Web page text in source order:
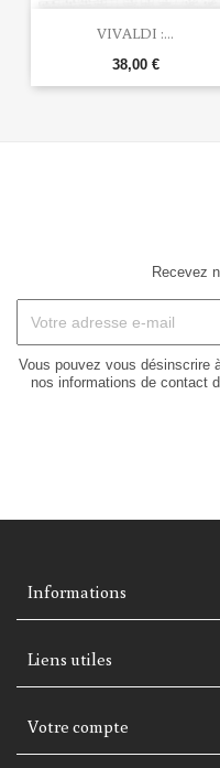
VIVALDI :...
38,00 €
Recevez
Vous pouvez vous désinscrire
nos informations de contact
Informations
Liens utiles
Votre compte